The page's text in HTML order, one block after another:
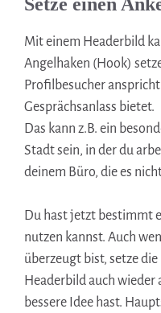
Mit einem Headerbild
Angelhaken (Hook)
Profilbesucher
Gesprächsanlass bietet.
Das kann z.B. ein
Stadt sein, in der du
deinem Büro, die es
Du hast jetzt bestimmt
nutzen kannst. Auch
überzeugt bist, setze
Headerbild auch wieder
bessere Idee hast.